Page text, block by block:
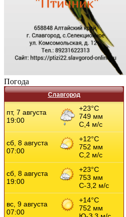
Погода
Славгород